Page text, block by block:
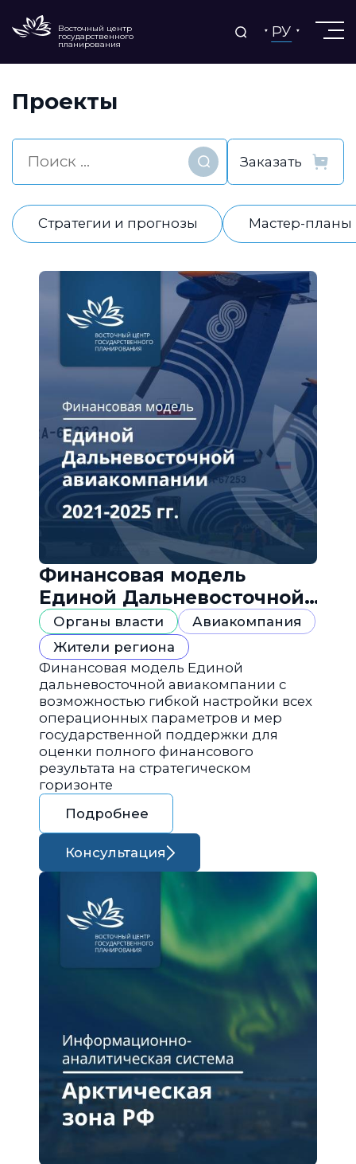
Восточный центр
государственного
планирования
РУ
Проекты
Найти
Стратегии и прогнозы Мастер-планы
Финансовая модель
Единой Дальневосточной
авиакомпании
Органы власти
Авиакомпания
Жители региона
Финансовая модель Единой
дальневосточной авиакомпании с
возможностью гибкой настройки всех
операционных параметров и мер
государственной поддержки для
оценки полного финансового
результата на стратегическом
горизонте
Подробнее
Консультация